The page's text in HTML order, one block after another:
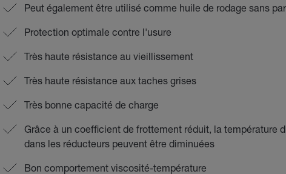
Peut également être utilisé comme huile de rodage sans
Protection optimale contre l'usure
Très haute résistance au vieillissement
Très haute résistance aux taches grises
Très bonne capacité de charge
Grâce à un coefficient de frottement réduit, la température
dans les réducteurs peuvent être diminuées
Bon comportement viscosité-température